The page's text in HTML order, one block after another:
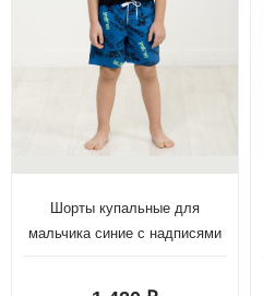
Шорты купальные для
мальчика синие с надписями